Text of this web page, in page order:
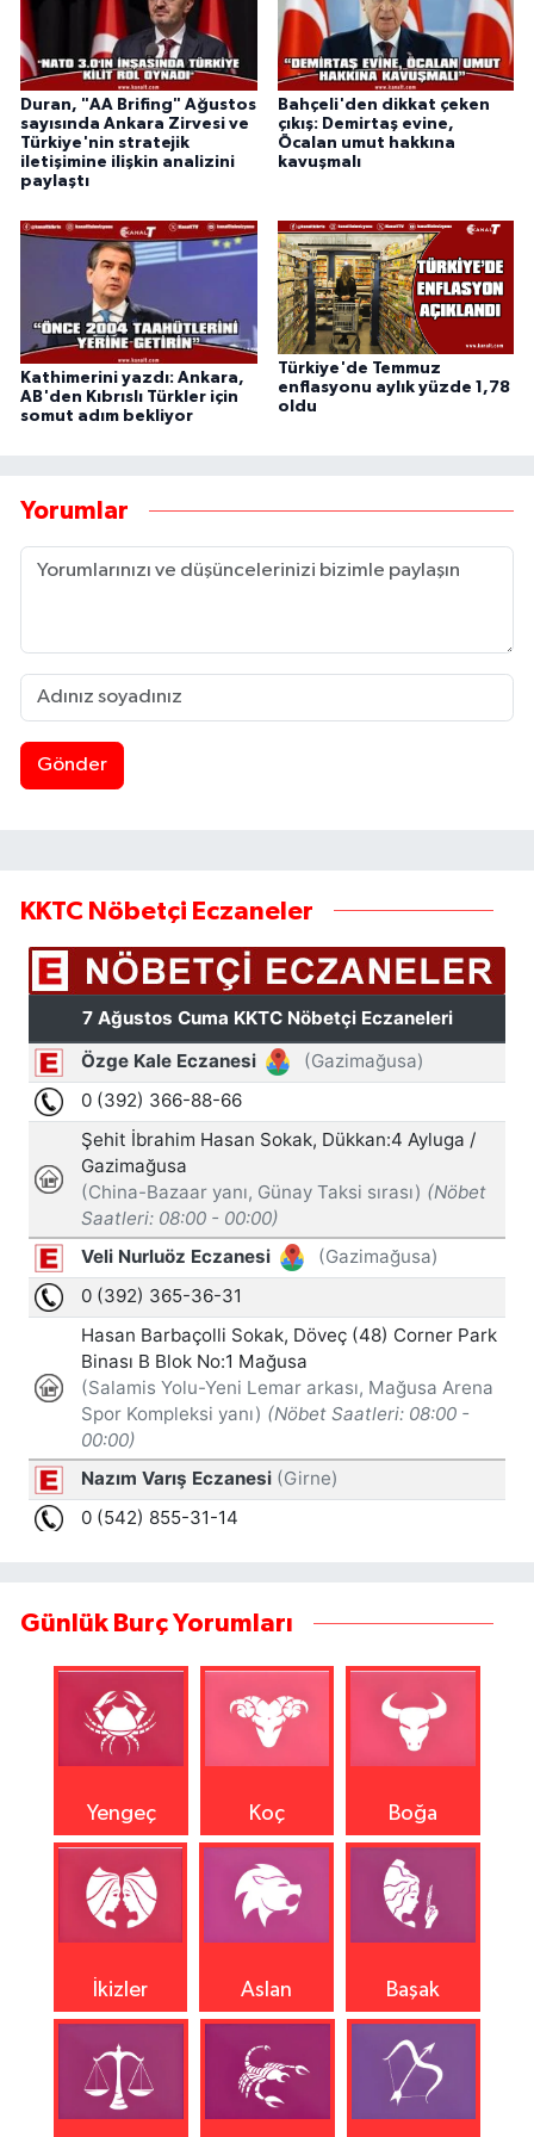
Duran, "AA Brifing" Ağustos
sayısında Ankara Zirvesi ve
Türkiye'nin stratejik
iletişimine ilişkin analizini
paylaştı
Bahçeli'den dikkat çeken
çıkış: Demirtaş evine,
Öcalan umut hakkına
kavuşmalı
Kathimerini yazdı: Ankara,
AB'den Kıbrıslı Türkler için
somut adım bekliyor
Türkiye'de Temmuz
enflasyonu aylık yüzde 1,78
oldu
Yorumlar
Gönder
KKTC Nöbetçi Eczaneler
Günlük Burç Yorumları
Yengeç Koç Boğa
İkizler Aslan Başak